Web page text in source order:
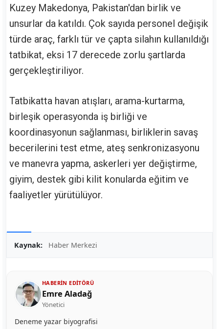
Kuzey Makedonya, Pakistan'dan birlik ve
unsurlar da katıldı. Çok sayıda personel değişik
türde araç, farklı tür ve çapta silahın kullanıldığı
tatbikat, eksi 17 derecede zorlu şartlarda
gerçekleştiriliyor.
Tatbikatta havan atışları, arama-kurtarma,
birleşik operasyonda iş birliği ve
koordinasyonun sağlanması, birliklerin savaş
becerilerini test etme, ateş senkronizasyonu
ve manevra yapma, askerleri yer değiştirme,
giyim, destek gibi kilit konularda eğitim ve
faaliyetler yürütülüyor.
Kaynak: Haber Merkezi
HABERIN EDITÖRÜ
Emre Aladağ
Yönetici
Deneme yazar biyografisi